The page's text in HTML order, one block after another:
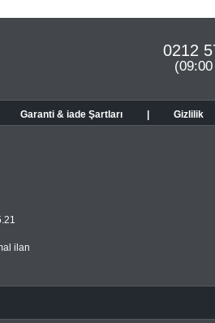
0212
Garanti & iade Şartları Gizlilik
ilan